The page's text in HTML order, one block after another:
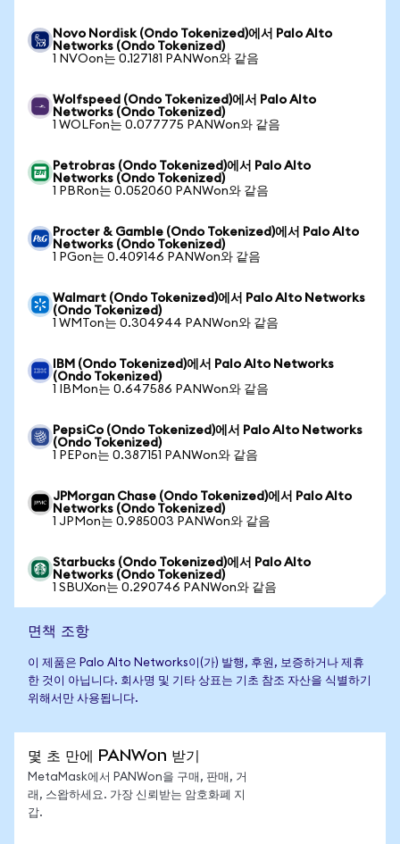
Novo Nordisk (Ondo Tokenized)에서 Palo Alto
Networks (Ondo Tokenized)
1 NVOon는 0.127181 PANWon와 같음
Wolfspeed (Ondo Tokenized)에서 Palo Alto
Networks (Ondo Tokenized)
1 WOLFon는 0.077775 PANWon와 같음
Petrobras (Ondo Tokenized)에서 Palo Alto
Networks (Ondo Tokenized)
1 PBRon는 0.052060 PANWon와 같음
Procter & Gamble (Ondo Tokenized)에서 Palo Alto
Networks (Ondo Tokenized)
1 PGon는 0.409146 PANWon와 같음
Walmart (Ondo Tokenized)에서 Palo Alto Networks
(Ondo Tokenized)
1 WMTon는 0.304944 PANWon와 같음
IBM (Ondo Tokenized)에서 Palo Alto Networks
(Ondo Tokenized)
1 IBMon는 0.647586 PANWon와 같음
PepsiCo (Ondo Tokenized)에서 Palo Alto Networks
(Ondo Tokenized)
1 PEPon는 0.387151 PANWon와 같음
JPMorgan Chase (Ondo Tokenized)에서 Palo Alto
Networks (Ondo Tokenized)
1 JPMon는 0.985003 PANWon와 같음
Starbucks (Ondo Tokenized)에서 Palo Alto
Networks (Ondo Tokenized)
1 SBUXon는 0.290746 PANWon와 같음
면책 조항
이 제품은 Palo Alto Networks이(가) 발행, 후원, 보증하거나 제휴
한 것이 아닙니다. 회사명 및 기타 상표는 기초 참조 자산을 식별하기
위해서만 사용됩니다.
몇 초 만에 PANWon 받기
MetaMask에서 PANWon을 구매, 판매, 거
래, 스왑하세요. 가장 신뢰받는 암호화폐 지
갑.